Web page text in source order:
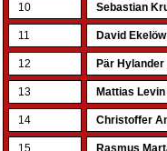
10 Sebastian
11 David
12 Pär Hylander
13 Mattias
14 Christoffer